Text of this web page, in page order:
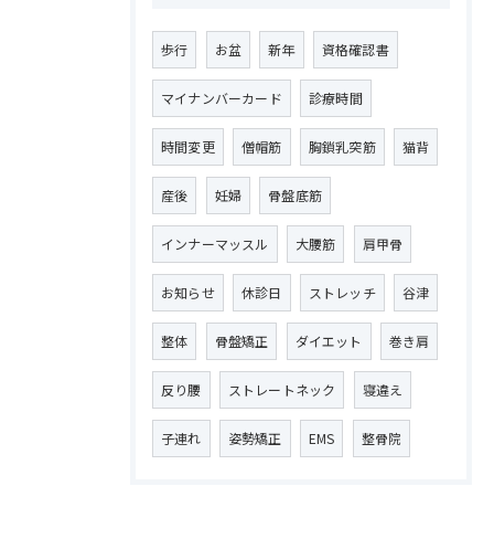
歩行 お盆 新年 資格確認書
マイナンバーカード 診療時間
時間変更 僧帽筋 胸鎖乳突筋 猫背
産後 妊婦 骨盤底筋
インナーマッスル 大腰筋 肩甲骨
お知らせ 休診日 ストレッチ 谷津
整体 骨盤矯正 ダイエット 巻き肩
反り腰 ストレートネック 寝違え
子連れ 姿勢矯正 EMS 整骨院